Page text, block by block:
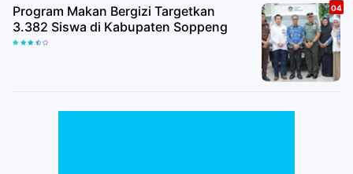
Program Makan Bergizi Targetkan
3.382 Siswa di Kabupaten Soppeng